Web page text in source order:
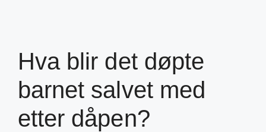
Hva blir det døpte
barnet salvet med
etter dåpen?